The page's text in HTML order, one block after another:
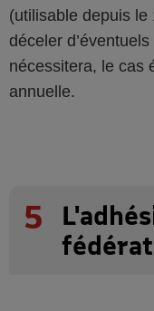
(utilisable depuis
déceler
nécessitera, le cas
annuelle.
5